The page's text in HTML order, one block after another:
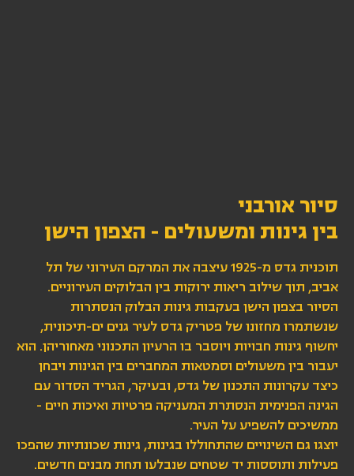
סיור אורבני
בין גינות ומשעולים - הצפון הישן
תוכנית גדס מ-1925 עיצבה את המרקם העירוני של תל
אביב, תוך שילוב ריאות ירוקות בין הבלוקים העירוניים.
הסיור בצפון הישן בעקבות גינות הבלוק הנסתרות
שנשתמרו מחזונו של פטריק גדס לעיר גנים ים-תיכונית,
יחשוף גינות חבויות ויוסבר בו הרעיון התכנוני מאחוריהן. הוא
יעבור בין משעולים וסמטאות המחברים בין הגינות ויבחן
כיצד עקרונות התכנון של גדס, ובעיקר, הגריד הסדור עם
הגינה הפנימית הנסתרת המעניקה פרטיות ואיכות חיים -
ממשיכים להשפיע על העיר.
יוצגו גם השינויים שהתחוללו בגינות, גינות שכונתיות שהפכו
פעילות ותוססות יד שטחים שנבלעו תחת מבנים חדשים.